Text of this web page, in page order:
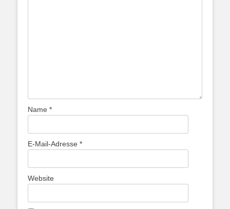
Name *
E-Mail-Adresse *
Website